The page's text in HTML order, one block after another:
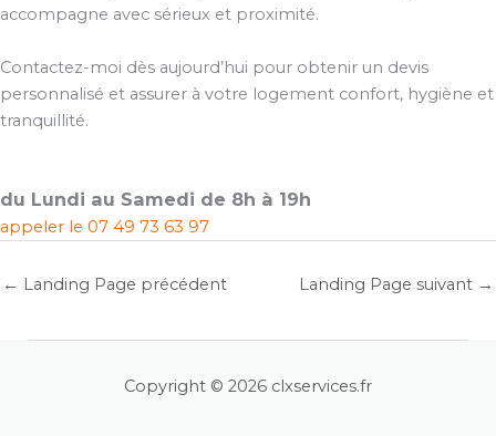
accompagne avec sérieux et proximité.
Contactez-moi dès aujourd’hui pour obtenir un devis
personnalisé et assurer à votre logement confort, hygiène et
tranquillité.
du Lundi au Samedi de 8h à 19h
appeler le 07 49 73 63 97
← Landing Page précédent Landing Page suivant →
Copyright © 2026 clxservices.fr